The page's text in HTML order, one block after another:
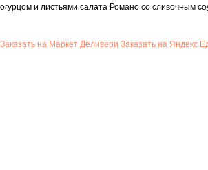
огурцом и листьями салата Романо со сливочным
Заказать на Маркет Деливери Заказать на Яндекс